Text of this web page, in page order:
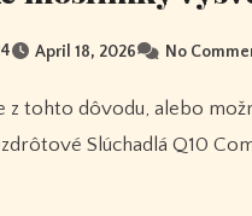
April 18, 2026 No
Slúchadlá Q10